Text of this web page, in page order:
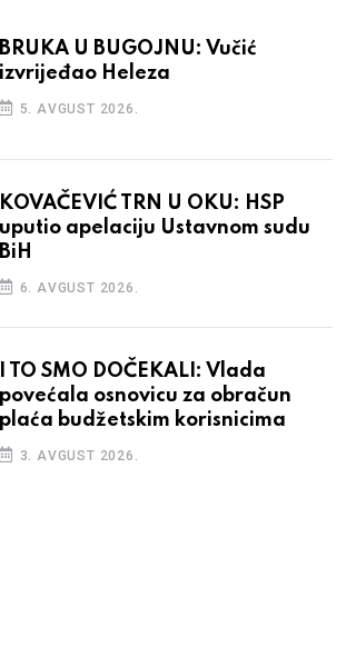
BRUKA U BUGOJNU: Vučić
izvrijeđao Heleza
5. AVGUST 2026.
KOVAČEVIĆ TRN U OKU: HSP
uputio apelaciju Ustavnom sudu
BiH
6. AVGUST 2026.
I TO SMO DOČEKALI: Vlada
povećala osnovicu za obračun
plaća budžetskim korisnicima
3. AVGUST 2026.